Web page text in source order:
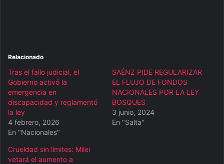
Relacionado
Tras el fallo judicial, el
Gobierno activó la
emergencia en
discapacidad y reglamentó
la ley
4 febrero, 2026
En "Nacionales"
SAÉNZ PIDE REGULARIZAR
EL FLUJO DE FONDOS
NACIONALES POR LA LEY
BOSQUES
3 junio, 2024
En "Salta"
Crueldad sin límites: Milei
vetará el aumento a